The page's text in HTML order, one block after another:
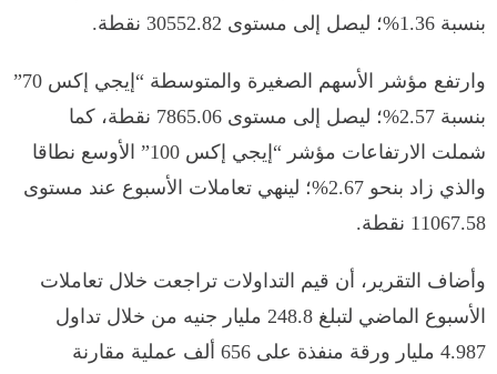
بنسبة 1.36%؛ ليصل إلى مستوى 30552.82 نقطة.
وارتفع مؤشر الأسهم الصغيرة والمتوسطة “إيجي إكس 70”
بنسبة 2.57%؛ ليصل إلى مستوى 7865.06 نقطة، كما
شملت الارتفاعات مؤشر “إيجي إكس 100” الأوسع نطاقا
والذي زاد بنحو 2.67%؛ لينهي تعاملات الأسبوع عند مستوى
11067.58 نقطة.
وأضاف التقرير، أن قيم التداولات تراجعت خلال تعاملات
الأسبوع الماضي لتبلغ 248.8 مليار جنيه من خلال تداول
4.987 مليار ورقة منفذة على 656 ألف عملية مقارنة